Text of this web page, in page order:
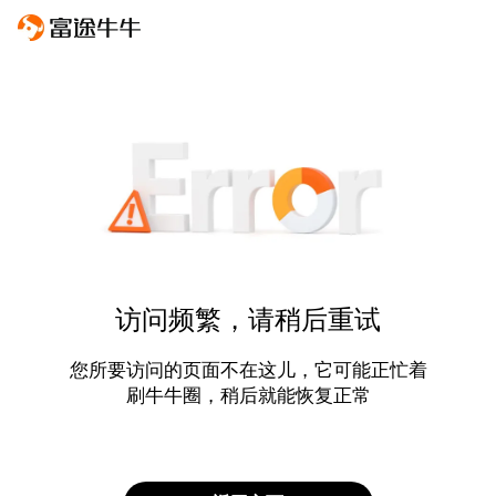
访问频繁，请稍后重试
您所要访问的页面不在这儿，它可能正忙着
刷牛牛圈，稍后就能恢复正常